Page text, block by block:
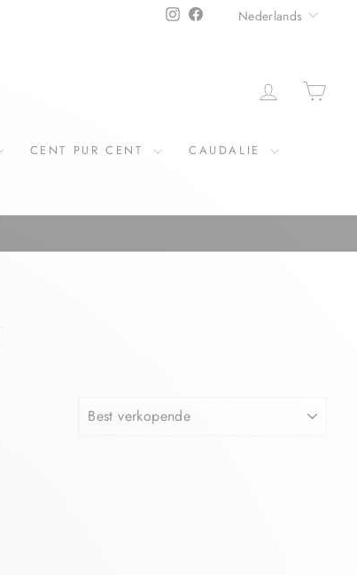
InstagramFacebookTAAL
Nederlands
CENT PUR CENT
CAUDALIE